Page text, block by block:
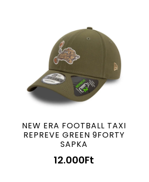
NEW ERA FOOTBALL TAXI
REPREVE GREEN 9FORTY
SAPKA
12.000Ft